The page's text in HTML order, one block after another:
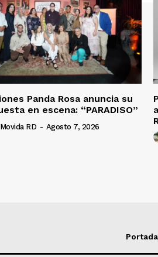
Panda Rosa anuncia su
en escena: “PARADISO”
RD - Agosto 7, 2026
Portada